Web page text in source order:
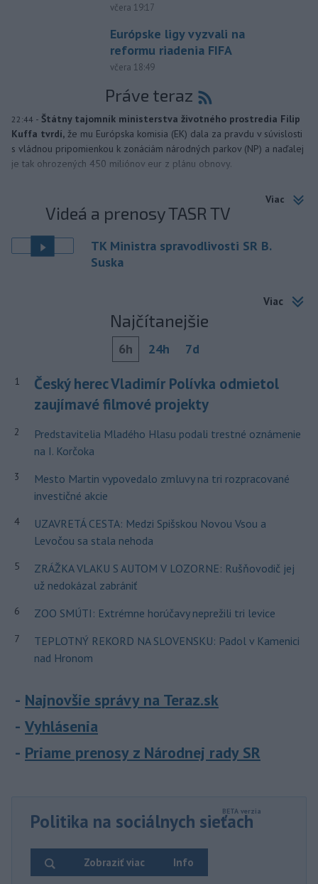
včera 19:17
Európske ligy vyzvali na
reformu riadenia FIFA
včera 18:49
Práve teraz
22:44 - Štátny tajomník ministerstva životného prostredia Filip
Kuffa tvrdí, že mu Európska komisia (EK) dala za pravdu v súvislosti
s vládnou pripomienkou k zonáciám národných parkov (NP) a naďalej
je tak ohrozených 450 miliónov eur z plánu obnovy.
Viac
Videá a prenosy TASR TV
TK Ministra spravodlivosti SR B.
Suska
Viac
Najčítanejšie
6h 24h 7d
1
Český herec Vladimír Polívka odmietol
zaujímavé filmové projekty
2
Predstavitelia Mladého Hlasu podali trestné oznámenie
na I. Korčoka
3
Mesto Martin vypovedalo zmluvy na tri rozpracované
investičné akcie
4
UZAVRETÁ CESTA: Medzi Spišskou Novou Vsou a
Levočou sa stala nehoda
5
ZRÁŽKA VLAKU S AUTOM V LOZORNE: Rušňovodič jej
už nedokázal zabrániť
6 ZOO SMÚTI: Extrémne horúčavy neprežili tri levice
7
TEPLOTNÝ REKORD NA SLOVENSKU: Padol v Kamenici
nad Hronom
Najnovšie správy na Teraz.sk
Vyhlásenia
Priame prenosy z Národnej rady SR
Politika na sociálnych sieťach
Info
Zobraziť viac